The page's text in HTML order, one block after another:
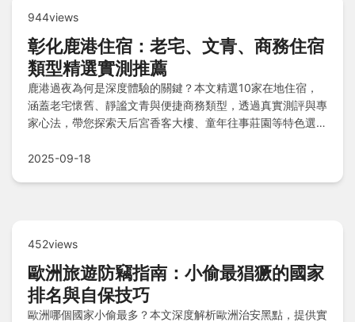
944views
彰化鹿港住宿：老宅、文青、商務住宿
類型精選實測推薦
鹿港過夜為何是深度體驗的關鍵？本文精選10家在地住宿，
涵蓋老宅懷舊、靜謐文青與便捷商務類型，透過真實測評與專
家心法，帶您探索天后宮香客大樓、童年往事莊園等特色選
2025-09-18
452views
歐洲旅遊防竊指南：小偷最猖獗的國家
排名與自保技巧
歐洲哪個國家小偷最多？本文深度解析歐洲治安黑點，提供實